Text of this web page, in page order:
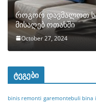
როგორ დავმალოთ
მისაღებ ოთახში
October 27, 2024
ტეგები
binis remonti garemontebuli bina